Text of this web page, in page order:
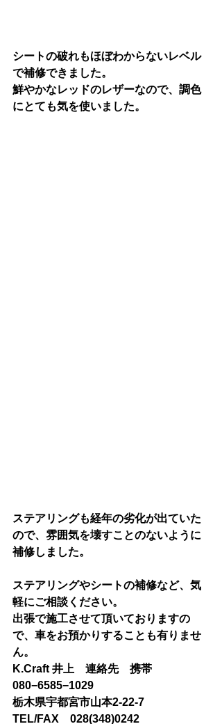
シートの破れもほぼわからないレベル
で補修できました。
鮮やかなレッドのレザーなので、調色
にとても気を使いました。
ステアリングも経年の劣化が出ていた
ので、雰囲気を壊すことのないように
補修しました。
ステアリングやシートの補修など、気
軽にご相談ください。
出張で施工させて頂いておりますの
で、車をお預かりすることも有りませ
ん。
K.Craft 井上　連絡先　携帯
080−6585−1029
栃木県宇都宮市山本2-22-7
TEL/FAX　028(348)0242